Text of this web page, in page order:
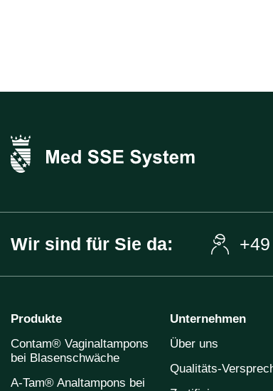
Wir sind für Sie da:
Produkte
Contam® Vaginaltampons
bei Blasenschwäche
A-Tam® Analtampons bei
Unternehmen
Über uns
Qualitäts-